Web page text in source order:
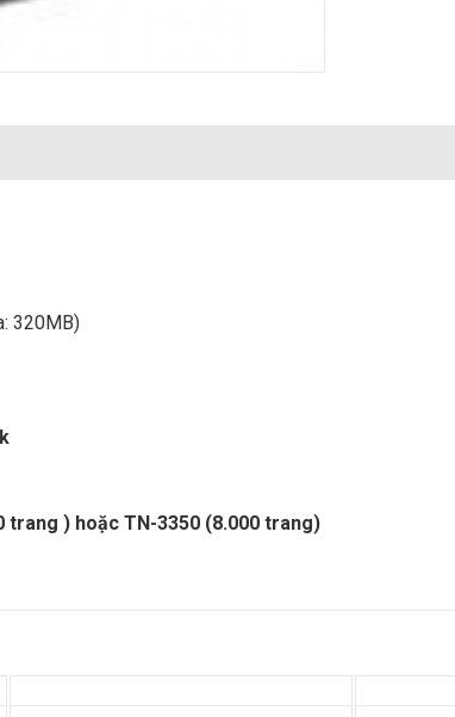
320MB)
trang ) hoặc TN-3350 (8.000 trang)